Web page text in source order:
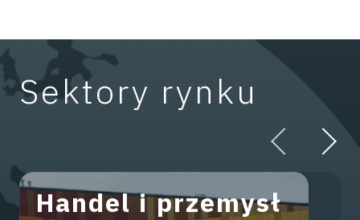
Sektory rynku
Handel i przemysł